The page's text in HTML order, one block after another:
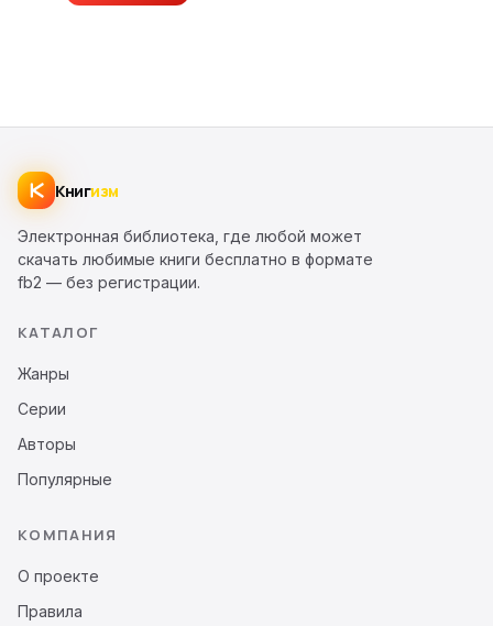
Книгизм
Электронная библиотека, где любой может
скачать любимые книги бесплатно в формате
fb2 — без регистрации.
КАТАЛОГ
Жанры
Серии
Авторы
Популярные
КОМПАНИЯ
О проекте
Правила